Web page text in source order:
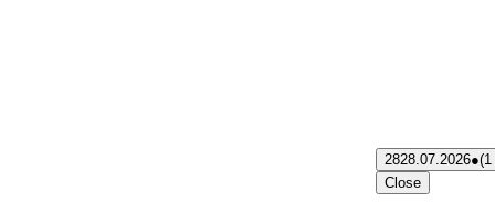
2828.07.2026●(1
Close